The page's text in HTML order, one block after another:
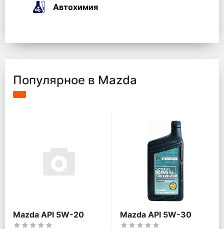
Автохимия
Популярное в Mazda
Mazda API 5W-20 Mazda API 5W-30